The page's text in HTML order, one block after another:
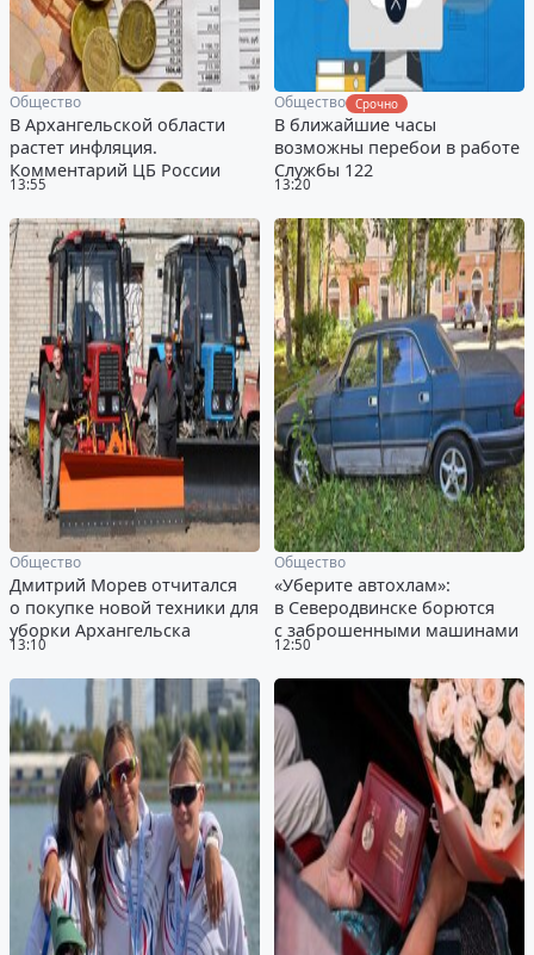
13:55
Общество
В Архангельской области
растет инфляция.
Комментарий ЦБ России
13:20
Общество Срочно
В ближайшие часы
возможны перебои в работе
Службы 122
13:10
Общество
Дмитрий Морев отчитался
о покупке новой техники для
уборки Архангельска
12:50
Общество
«Уберите автохлам»:
в Северодвинске борются
с заброшенными машинами